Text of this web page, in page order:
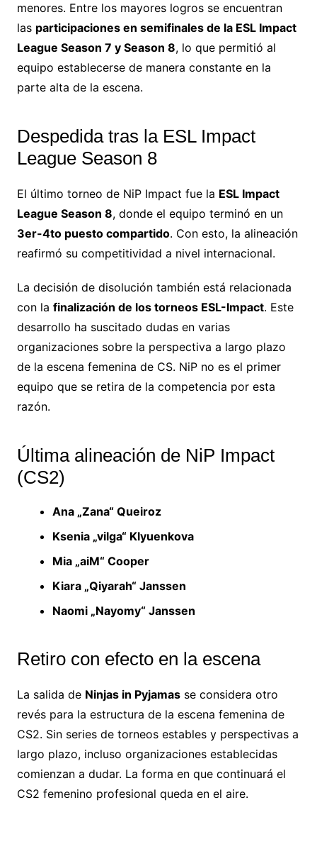
menores. Entre los mayores logros se encuentran
las participaciones en semifinales de la ESL Impact
League Season 7 y Season 8, lo que permitió al
equipo establecerse de manera constante en la
parte alta de la escena.
Despedida tras la ESL Impact
League Season 8
El último torneo de NiP Impact fue la ESL Impact
League Season 8, donde el equipo terminó en un
3er-4to puesto compartido. Con esto, la alineación
reafirmó su competitividad a nivel internacional.
La decisión de disolución también está relacionada
con la finalización de los torneos ESL-Impact. Este
desarrollo ha suscitado dudas en varias
organizaciones sobre la perspectiva a largo plazo
de la escena femenina de CS. NiP no es el primer
equipo que se retira de la competencia por esta
razón.
Última alineación de NiP Impact
(CS2)
Ana „Zana“ Queiroz
Ksenia „vilga“ Klyuenkova
Mia „aiM“ Cooper
Kiara „Qiyarah“ Janssen
Naomi „Nayomy“ Janssen
Retiro con efecto en la escena
La salida de Ninjas in Pyjamasse considera otro
revés para la estructura de la escena femenina de
CS2. Sin series de torneos estables y perspectivas a
largo plazo, incluso organizaciones establecidas
comienzan a dudar. La forma en que continuará el
CS2 femenino profesional queda en el aire.